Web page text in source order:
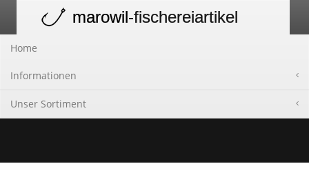
navigation
marowil-fischereiartikel
Home
Informationen
Unser Sortiment